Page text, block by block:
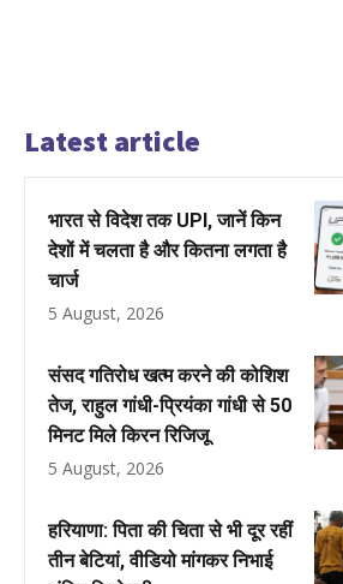
Latest article
भारत से विदेश तक UPI, जानें किन
देशों में चलता है और कितना लगता है
चार्ज
5 August, 2026
संसद गतिरोध खत्म करने की कोशिश
तेज, राहुल गांधी-प्रियंका गांधी से 50
मिनट मिले किरन रिजिजू
5 August, 2026
हरियाणा: पिता की चिता से भी दूर रहीं
तीन बेटियां, वीडियो मांगकर निभाई